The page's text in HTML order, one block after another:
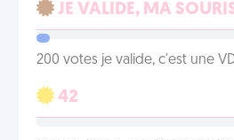
JE VALIDE, MA
200 votes je valide, c'est une
42